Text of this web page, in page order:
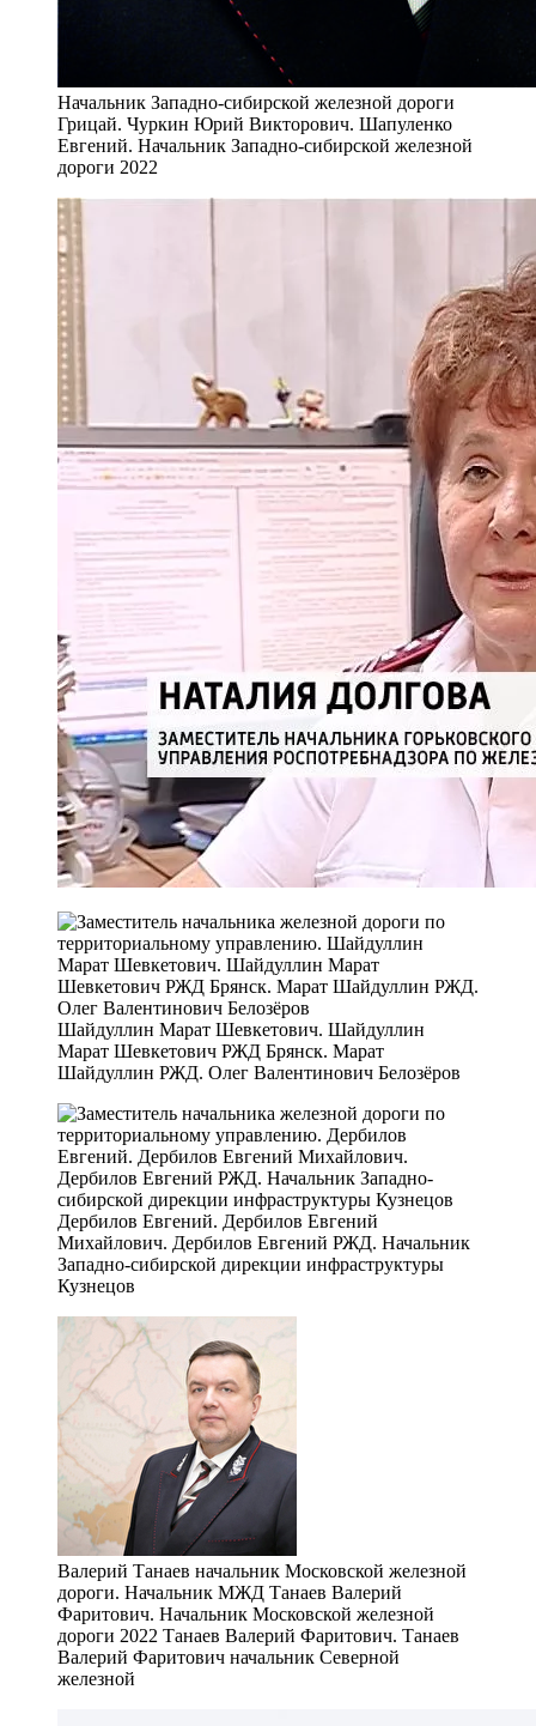
Начальник Западно-сибирской железной дороги
Грицай. Чуркин Юрий Викторович. Шапуленко
Евгений. Начальник Западно-сибирской железной
дороги 2022
Шайдуллин Марат Шевкетович. Шайдуллин
Марат Шевкетович РЖД Брянск. Марат
Шайдуллин РЖД. Олег Валентинович Белозёров
Дербилов Евгений. Дербилов Евгений
Михайлович. Дербилов Евгений РЖД. Начальник
Западно-сибирской дирекции инфраструктуры
Кузнецов
Валерий Танаев начальник Московской железной
дороги. Начальник МЖД Танаев Валерий
Фаритович. Начальник Московской железной
дороги 2022 Танаев Валерий Фаритович. Танаев
Валерий Фаритович начальник Северной
железной